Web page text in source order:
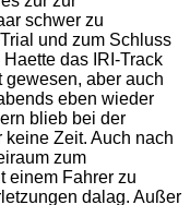
schwer zu
und zum Schluss
das IRI-Track
gewesen, aber auch
eben wieder
blieb bei der
Zeit. Auch nach
zum
einem Fahrer zu
dalag. Außer